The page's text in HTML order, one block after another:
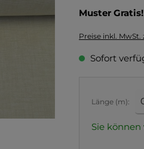
Muster Gratis!
Preise inkl. MwSt.
Sofort
Länge (m):
Sie können